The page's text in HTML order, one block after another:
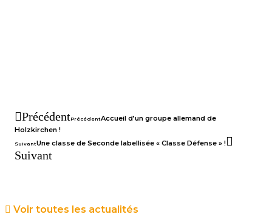
PrécédentPrécédentAccueil d’un groupe allemand de
Holzkirchen !
SuivantUne classe de Seconde labellisée « Classe Défense » !
Suivant
Voir toutes les actualités